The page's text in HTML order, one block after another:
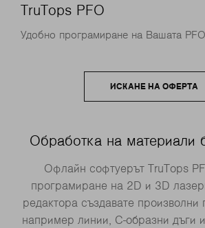
TruTops PFO
Удобно програмиране на Вашата PFO
ИСКАНЕ НА ОФЕРТА
Обработка на материали
Офлайн софтуерът TruTops
програмиране на 2D и 3D
редактора създавате произволни
например линии, С-образни дъги